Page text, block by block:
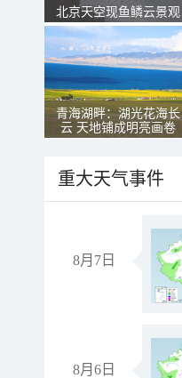
北京天空现鱼鳞云景观
青海湖畔：湖光花海长
云 天地铺成明亮画卷
重大天气事件
8月7日
8月6日